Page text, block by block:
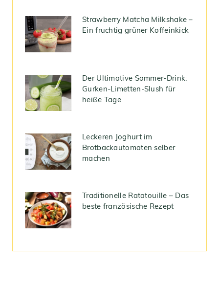
Strawberry Matcha Milkshake –
Ein fruchtig grüner Koffeinkick
Der Ultimative Sommer-Drink:
Gurken-Limetten-Slush für
heiße Tage
Leckeren Joghurt im
Brotbackautomaten selber
machen
Traditionelle Ratatouille – Das
beste französische Rezept